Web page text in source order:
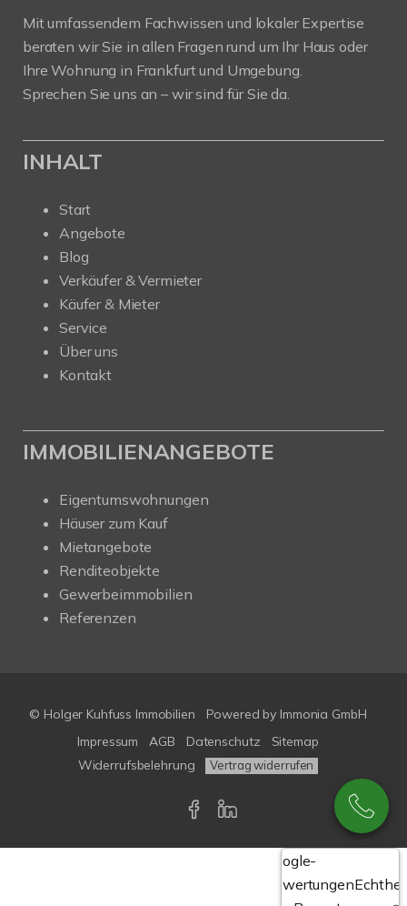
Mit umfassendem Fachwissen und lokaler Expertise
beraten wir Sie in allen Fragen rund um Ihr Haus oder
Ihre Wohnung in Frankfurt und Umgebung.
Sprechen Sie uns an – wir sind für Sie da.
INHALT
Start
Angebote
Blog
Verkäufer & Vermieter
Käufer & Mieter
Service
Über uns
Kontakt
IMMOBILIENANGEBOTE
Eigentumswohnungen
Häuser zum Kauf
Mietangebote
Renditeobjekte
Gewerbeimmobilien
Referenzen
© Holger Kuhfuss Immobilien Powered by Immonia GmbH
Impressum
AGB Datenschutz
Sitemap
Widerrufsbelehrung
Vertrag widerrufen
Google-
Bewertungen